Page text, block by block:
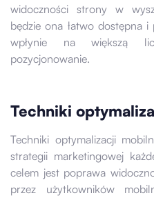
widoczności strony w
będzie ona łatwo dostępna
wpłynie na większą
pozycjonowanie.
Techniki
Techniki optymalizacji
strategii marketingowej
celem jest poprawa
przez użytkowników